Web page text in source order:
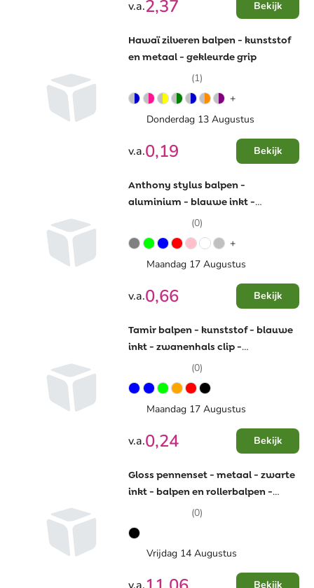
v.a.2,37 Bekijk
Hawaï zilveren balpen - kunststof
en metaal - gekleurde grip
(1)
+
Donderdag 13 Augustus
v.a.0,19 Bekijk
Anthony stylus balpen -
aluminium - blauwe inkt -
roségouden details
(0)
+
Maandag 17 Augustus
v.a.0,66 Bekijk
Tamir balpen - kunststof - blauwe
inkt - zwanenhals clip -
draaimechanisme
(0)
Maandag 17 Augustus
v.a.0,24 Bekijk
Gloss pennenset - metaal - zwarte
inkt - balpen en rollerbalpen -
geschenkverpakking
(0)
Vrijdag 14 Augustus
Bekijk